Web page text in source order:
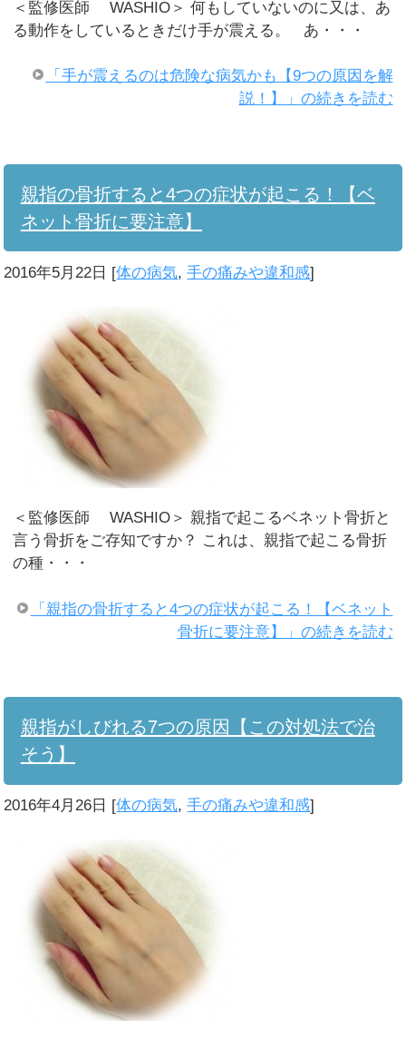
＜監修医師 WASHIO＞ 何もしていないのに又は、あ
る動作をしているときだけ手が震える。 あ・・・
「手が震えるのは危険な病気かも【9つの原因を解
説！】」の続きを読む
親指の骨折すると4つの症状が起こる！【ベ
ネット骨折に要注意】
2016年5月22日 [体の病気,手の痛みや違和感]
＜監修医師 WASHIO＞ 親指で起こるベネット骨折と
言う骨折をご存知ですか？ これは、親指で起こる骨折
の種・・・
「親指の骨折すると4つの症状が起こる！【ベネット
骨折に要注意】」の続きを読む
親指がしびれる7つの原因【この対処法で治
そう】
2016年4月26日 [体の病気,手の痛みや違和感]